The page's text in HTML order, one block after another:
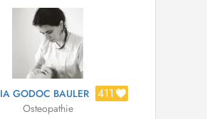
du corps. Je traite : Urgences
(dou...
GODOC BAULER 411
Osteopathie